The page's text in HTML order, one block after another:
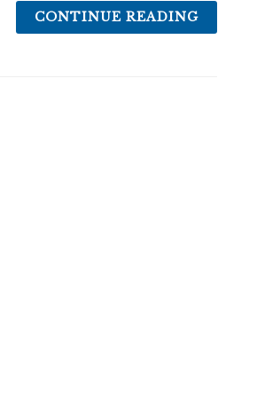
CONTINUE READING